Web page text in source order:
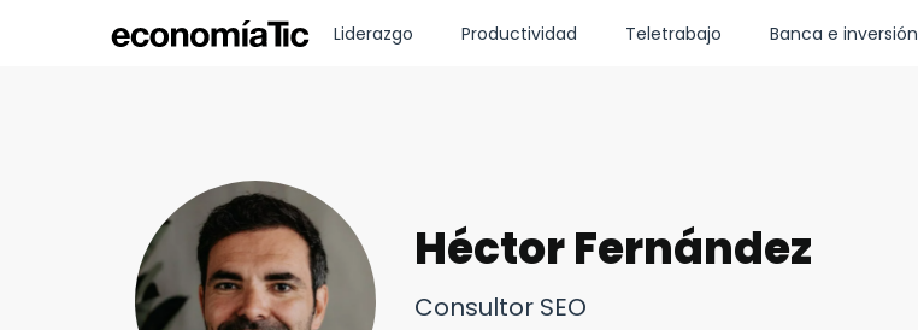
Liderazgo Productividad Teletrabajo Banca e inversión
Héctor Fernández
Consultor SEO